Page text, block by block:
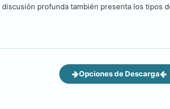
profunda también presenta los tipos
Opciones de Descarga